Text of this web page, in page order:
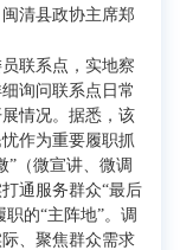
清县政协主席郑
联系点，实地察
询问联系点日常
情况。据悉，该
作为重要履职抓
”（微宣讲、微调
通服务群众“最后
的“主阵地”。调
、聚焦群众需求